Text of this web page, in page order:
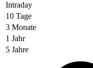
Intraday
10 Tage
3 Monate
1 Jahr
5 Jahre